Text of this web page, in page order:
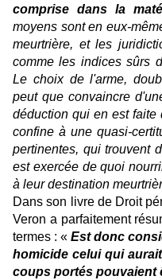
comprise dans la
moyens sont en eux-
meurtrière, et les
comme les indices sûrs
Le choix de l'arme,
peut que convaincre
déduction qui en est
confine à une quasi-
pertinentes, qui trouvent
est exercée de quoi
à leur destination
Dans son livre de Droit
Veron a parfaitement
termes : « Est donc
homicide celui qui
coups portés pouvaient